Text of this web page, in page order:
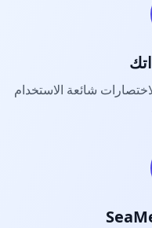
شائعة الاستخدام